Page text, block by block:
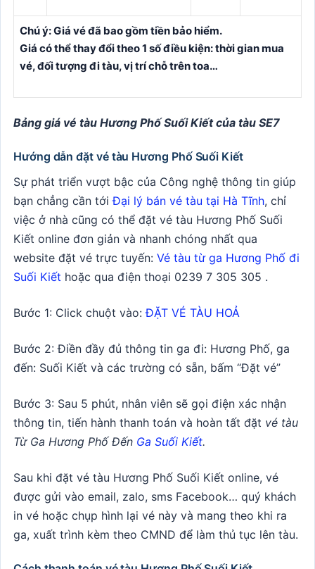
Chú ý: Giá vé đã bao gồm tiền bảo hiểm.
Giá có thể thay đổi theo 1 số điều kiện: thời gian mua
vé, đối tượng đi tàu, vị trí chỗ trên toa…
Bảng giá vé tàu Hương Phố Suối Kiết của tàu SE7
Hướng dẫn đặt vé tàu Hương Phố Suối Kiết
Sự phát triển vượt bậc của Công nghệ thông tin giúp
bạn chẳng cần tớiĐại lý bán vé tàu tại Hà Tĩnh, chỉ
việc ở nhà cũng có thể đặt vé tàu Hương Phố Suối
Kiết online đơn giản và nhanh chóng nhất qua
website đặt vé trực tuyến: Vé tàu từ ga Hương Phố đi
Suối Kiết hoặc qua điện thoại 0239 7 305 305 .
Bước 1: Click chuột vào:ĐẶT VÉ TÀU HOẢ
Bước 2: Điền đầy đủ thông tin ga đi: Hương Phố, ga
đến: Suối Kiết và các trường có sẵn, bấm “Đặt vé”
Bước 3: Sau 5 phút, nhân viên sẽ gọi điện xác nhận
thông tin, tiến hành thanh toán và hoàn tất đặt vé tàu
Từ Ga Hương Phố Đến Ga Suối Kiết.
Sau khi đặt vé tàu Hương Phố Suối Kiết online, vé
được gửi vào email, zalo, sms Facebook… quý khách
in vé hoặc chụp hình lại vé này và mang theo khi ra
ga, xuất trình kèm theo CMND để làm thủ tục lên tàu.